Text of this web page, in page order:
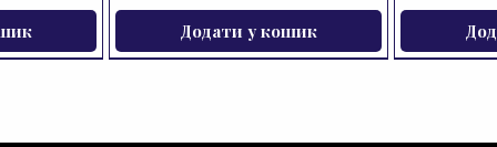
Додати у кошик